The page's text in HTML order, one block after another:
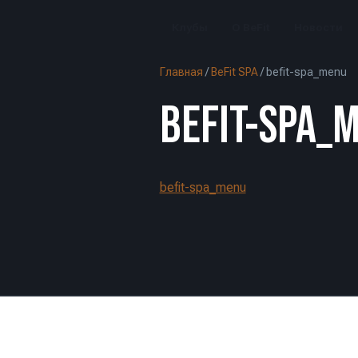
Главная / BeFit SPA/ befit-spa_menu
BEFIT-
befit-spa_menu